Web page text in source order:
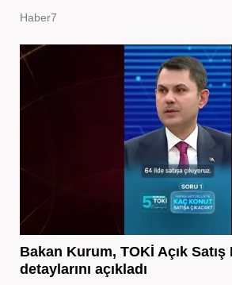
Haber7
Bakan Kurum, TOKİ Açık Satış
detaylarını açıkladı